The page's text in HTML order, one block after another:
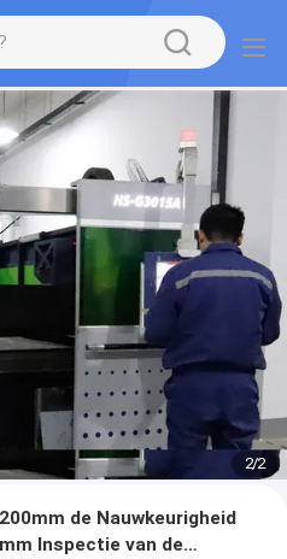
2/2
de Nauwkeurigheid
Inspectie van de